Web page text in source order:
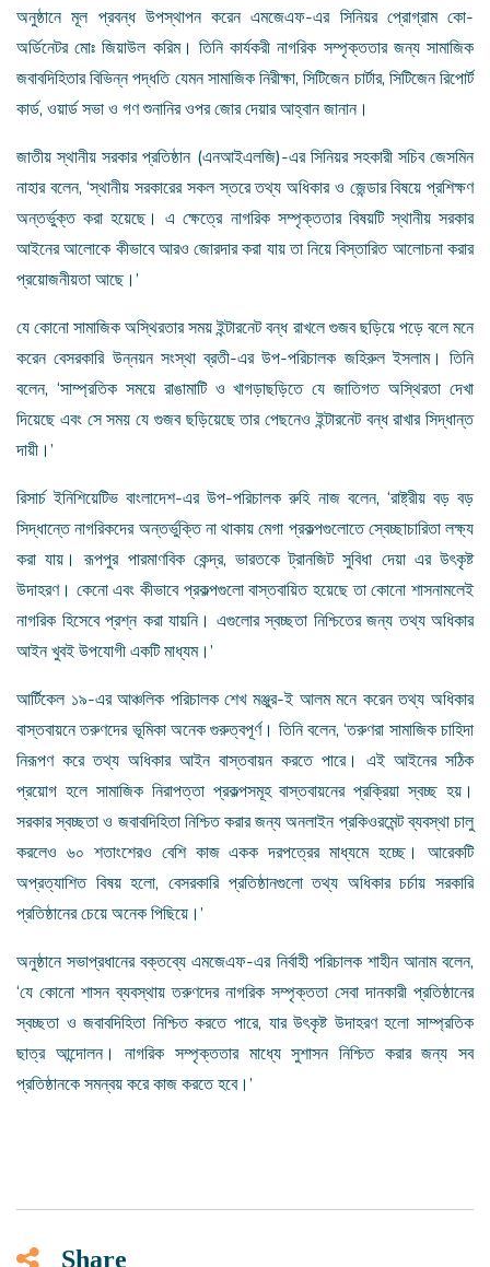
অনুষ্ঠানে মূল প্রবন্ধ উপস্থাপন করেন এমজেএফ-এর সিনিয়র প্রোগ্রাম কো-
অর্ডিনেটর মোঃ জিয়াউল করিম। তিনি কার্যকরী নাগরিক সম্পৃক্ততার জন্য সামাজিক
জবাবদিহিতার বিভিন্ন পদ্ধতি যেমন সামাজিক নিরীক্ষা, সিটিজেন চার্টার, সিটিজেন রিপোর্ট
কার্ড, ওয়ার্ড সভা ও গণ শুনানির ওপর জোর দেয়ার আহ্বান জানান।
জাতীয় স্থানীয় সরকার প্রতিষ্ঠান (এনআইএলজি)-এর সিনিয়র সহকারী সচিব জেসমিন
নাহার বলেন, ‘স্থানীয় সরকারের সকল স্তরে তথ্য অধিকার ও জেন্ডার বিষয়ে প্রশিক্ষণ
অন্তর্ভুক্ত করা হয়েছে। এ ক্ষেত্রে নাগরিক সম্পৃক্ততার বিষয়টি স্থানীয় সরকার
আইনের আলোকে কীভাবে আরও জোরদার করা যায় তা নিয়ে বিস্তারিত আলোচনা করার
প্রয়োজনীয়তা আছে।’
যে কোনো সামাজিক অস্থিরতার সময় ইন্টারনেট বন্ধ রাখলে গুজব ছড়িয়ে পড়ে বলে মনে
করেন বেসরকারি উন্নয়ন সংস্থা ব্রতী-এর উপ-পরিচালক জহিরুল ইসলাম। তিনি
বলেন, ‘সাম্প্রতিক সময়ে রাঙামাটি ও খাগড়াছড়িতে যে জাতিগত অস্থিরতা দেখা
দিয়েছে এবং সে সময় যে গুজব ছড়িয়েছে তার পেছনেও ইন্টারনেট বন্ধ রাখার সিদ্ধান্ত
দায়ী।’
রিসার্চ ইনিশিয়েটিভ বাংলাদেশ-এর উপ-পরিচালক রুহি নাজ বলেন, ‘রাষ্ট্রীয় বড় বড়
সিদ্ধান্তে নাগরিকদের অন্তর্ভুক্তি না থাকায় মেগা প্রকল্পগুলোতে স্বেচ্ছাচারিতা লক্ষ্য
করা যায়। রূপপুর পারমাণবিক কেন্দ্র, ভারতকে ট্রানজিট সুবিধা দেয়া এর উৎকৃষ্ট
উদাহরণ। কেনো এবং কীভাবে প্রকল্পগুলো বাস্তবায়িত হয়েছে তা কোনো শাসনামলেই
নাগরিক হিসেবে প্রশ্ন করা যায়নি। এগুলোর স্বচ্ছতা নিশ্চিতের জন্য তথ্য অধিকার
আইন খুবই উপযোগী একটি মাধ্যম।’
আর্টিকেল ১৯-এর আঞ্চলিক পরিচালক শেখ মঞ্জুর-ই আলম মনে করেন তথ্য অধিকার
বাস্তবায়নে তরুণদের ভূমিকা অনেক গুরুত্বপূর্ণ। তিনি বলেন, ‘তরুণরা সামাজিক চাহিদা
নিরূপণ করে তথ্য অধিকার আইন বাস্তবায়ন করতে পারে। এই আইনের সঠিক
প্রয়োগ হলে সামাজিক নিরাপত্তা প্রকল্পসমূহ বাস্তবায়নের প্রক্রিয়া স্বচ্ছ হয়।
সরকার স্বচ্ছতা ও জবাবদিহিতা নিশ্চিত করার জন্য অনলাইন প্রকিওরমেন্ট ব্যবস্থা চালু
করলেও ৬০ শতাংশেরও বেশি কাজ একক দরপত্রের মাধ্যমে হচ্ছে। আরেকটি
অপ্রত্যাশিত বিষয় হলো, বেসরকারি প্রতিষ্ঠানগুলো তথ্য অধিকার চর্চায় সরকারি
প্রতিষ্ঠানের চেয়ে অনেক পিছিয়ে।’
অনুষ্ঠানে সভাপ্রধানের বক্তব্যে এমজেএফ-এর নির্বাহী পরিচালক শাহীন আনাম বলেন,
‘যে কোনো শাসন ব্যবস্থায় তরুণদের নাগরিক সম্পৃক্ততা সেবা দানকারী প্রতিষ্ঠানের
স্বচ্ছতা ও জবাবদিহিতা নিশ্চিত করতে পারে, যার উৎকৃষ্ট উদাহরণ হলো সাম্প্রতিক
ছাত্র আন্দোলন। নাগরিক সম্পৃক্ততার মাধ্যে সুশাসন নিশ্চিত করার জন্য সব
প্রতিষ্ঠানকে সমন্বয় করে কাজ করতে হবে।’
Share